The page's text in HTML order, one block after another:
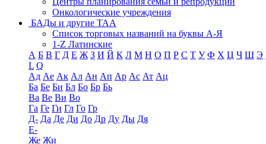
Онкологические учреждения
БАДы и другие ТАА
Список торговых названий на буквы А-Я
1-Z Латинские
А Б В Г Д Е Ж З И Й К Л М Н О П Р С Т У Ф Х Ц Ч Ш Э
L Q
Ад Ае Ак Ал Ан Ап Ар Ас Ат Ац
Ба Бе Би Бл Бо Бр Бь
Ва Ве Ви Во
Га Ге Ги Гл Го Гр
Д- Да Де Ди До Др Ду Ды Дя
Е-
Же Жи